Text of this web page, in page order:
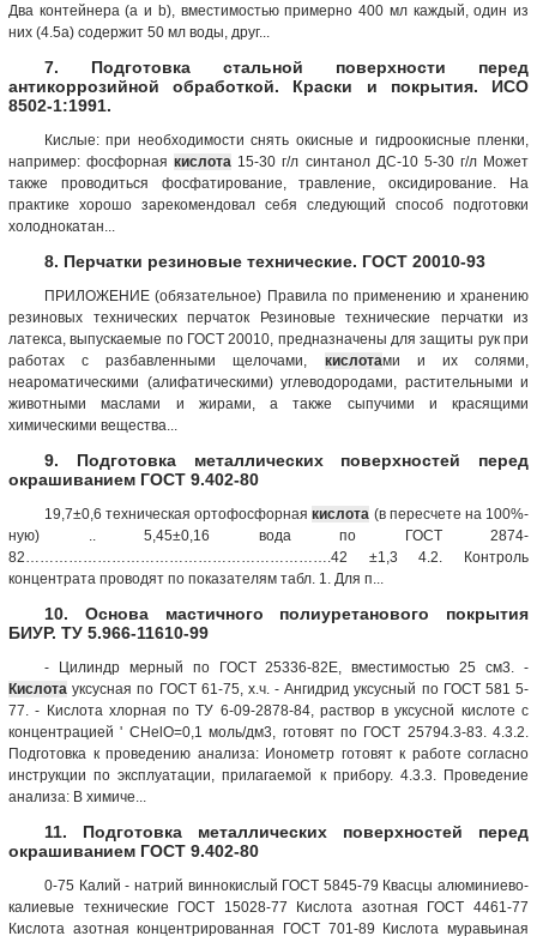
Два контейнера (a и b), вместимостью примерно 400 мл каждый, один из
них (4.5а) содержит 50 мл воды, друг...
7. Подготовка стальной поверхности перед
антикоррозийной обработкой. Краски и покрытия. ИСО
8502-1:1991.
Кислые: при необходимости снять окисные и гидроокисные пленки,
например: фосфорнаякислота 15-30 г/л синтанол ДС-10 5-30 г/л Может
также проводиться фосфатирование, травление, оксидирование. На
практике хорошо зарекомендовал себя следующий способ подготовки
холоднокатан...
8. Перчатки резиновые технические. ГОСТ 20010-93
ПРИЛОЖЕНИЕ (обязательное) Правила по применению и хранению
резиновых технических перчаток Резиновые технические перчатки из
латекса, выпускаемые по ГОСТ 20010, предназначены для защиты рук при
работах с разбавленными щелочами, кислотами и их солями,
неароматическими (алифатическими) углеводородами, растительными и
животными маслами и жирами, а также сыпучими и красящими
химическими вещества...
9. Подготовка металлических поверхностей перед
окрашиванием ГОСТ 9.402-80
19,7±0,6 техническая ортофосфорнаякислота (в пересчете на 100%-
ную) .. 5,45±0,16 вода по ГОСТ 2874-
82……………………………………………………….42 ±1,3 4.2. Контроль
концентрата проводят по показателям табл. 1. Для п...
10. Основа мастичного полиуретанового покрытия
БИУР. ТУ 5.966-11610-99
- Цилиндр мерный по ГОСТ 25336-82Е, вместимостью 25 см3. -
Кислота уксусная по ГОСТ 61-75, х.ч. - Ангидрид уксусный по ГОСТ 581 5-
77. - Кислота хлорная по ТУ 6-09-2878-84, раствор в уксусной кислоте с
концентрацией ' СHelO=0,1 моль/дм3, готовят по ГОСТ 25794.3-83. 4.3.2.
Подготовка к проведению анализа: Ионометр готовят к работе согласно
инструкции по эксплуатации, прилагаемой к прибору. 4.3.3. Проведение
анализа: В химиче...
11. Подготовка металлических поверхностей перед
окрашиванием ГОСТ 9.402-80
0-75 Калий - натрий виннокислый ГОСТ 5845-79 Квасцы алюминиево-
калиевые технические ГОСТ 15028-77 Кислота азотная ГОСТ 4461-77
Кислота азотная концентрированная ГОСТ 701-89 Кислота муравьиная